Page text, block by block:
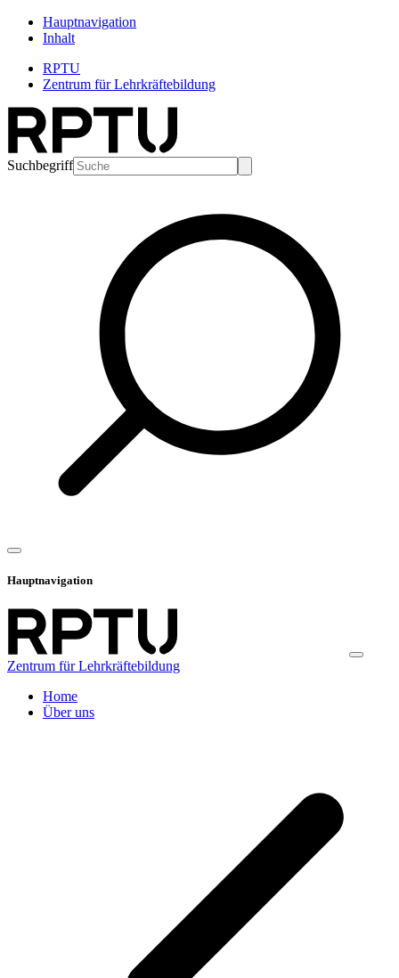
Hauptnavigation
Inhalt
RPTU
Zentrum für Lehrkräftebildung
Suchbegriff
Hauptnavigation
Zentrum für Lehrkräftebildung
Home
Über uns